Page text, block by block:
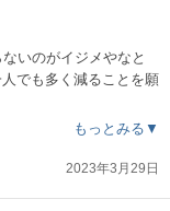
いのがイジメやなと
でも多く減ることを願
もっとみる▼
2023年3月29日